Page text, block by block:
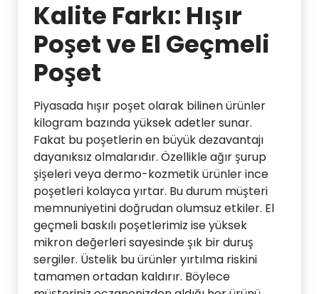
Kalite Farkı: Hışır
Poşet ve El Geçmeli
Poşet
Piyasada hışır poşet olarak bilinen ürünler
kilogram bazında yüksek adetler sunar.
Fakat bu poşetlerin en büyük dezavantajı
dayanıksız olmalarıdır. Özellikle ağır şurup
şişeleri veya dermo-kozmetik ürünler ince
poşetleri kolayca yırtar. Bu durum müşteri
memnuniyetini doğrudan olumsuz etkiler. El
geçmeli baskılı poşetlerimiz ise yüksek
mikron değerleri sayesinde şık bir duruş
sergiler. Üstelik bu ürünler yırtılma riskini
tamamen ortadan kaldırır. Böylece